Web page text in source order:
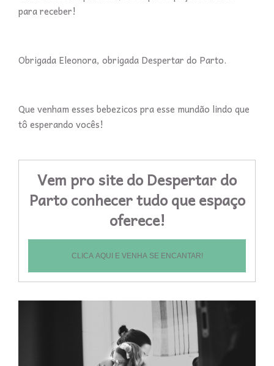
para receber!
Obrigada Eleonora, obrigada Despertar do Parto.
Que venham esses bebezicos pra esse mundão lindo que
tô esperando vocês!
Vem pro site do Despertar do
Parto conhecer tudo que espaço
oferece!
CLICA AQUI E VENHA SE ENCANTAR!